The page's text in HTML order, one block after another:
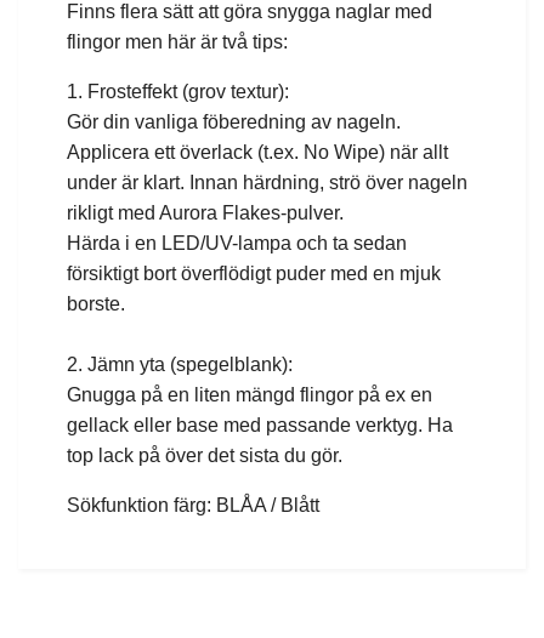
Finns flera sätt att göra snygga naglar med
flingor men här är två tips:
1. Frosteffekt (grov textur):
Gör din vanliga föberedning av nageln.
Applicera ett överlack (t.ex. No Wipe) när allt
under är klart. Innan härdning, strö över nageln
rikligt med Aurora Flakes-pulver.
Härda i en LED/UV-lampa och ta sedan
försiktigt bort överflödigt puder med en mjuk
borste.
2. Jämn yta (spegelblank):
Gnugga på en liten mängd flingor på ex en
gellack eller base med passande verktyg. Ha
top lack på över det sista du gör.
Sökfunktion färg: BLÅA / Blått